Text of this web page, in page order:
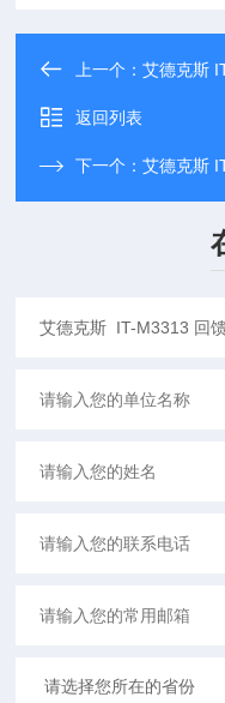
上一个：艾德克斯
返回列表
下一个：艾德克斯